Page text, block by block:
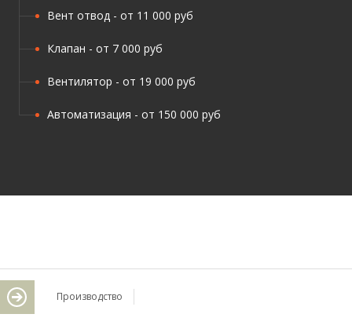
Вент отвод - от 11 000 руб
Клапан - от 7 000 руб
Вентилятор - от 19 000 руб
Автоматизация - от 150 000 руб
Производство